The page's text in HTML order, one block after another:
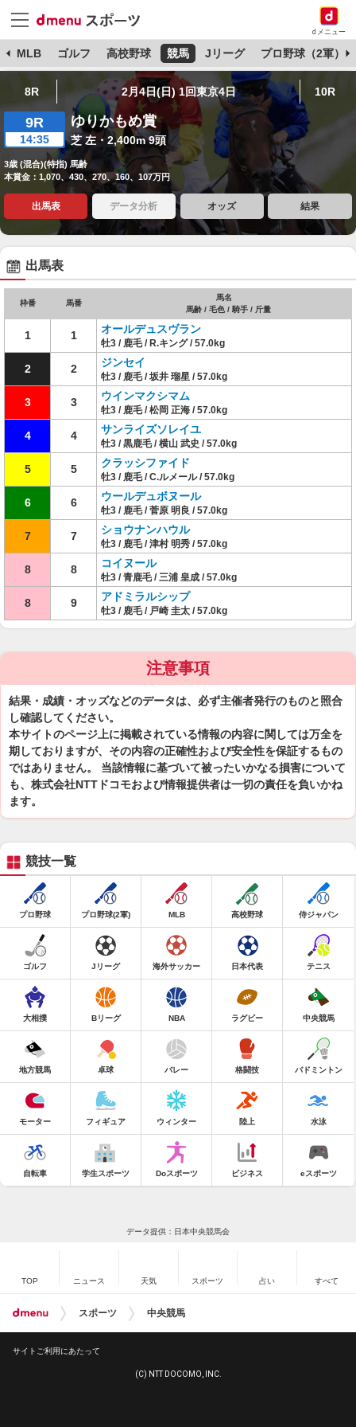
dメニュー
MLB ゴルフ 高校野球 競馬 Jリーグ プロ野球（2軍）
8R 2月4日(日) 1回東京4日 10R
9R
14:35
ゆりかもめ賞
芝 左・2,400m 9頭
3歳 (混合)(特指) 馬齢
本賞金：1,070、430、270、160、107万円
出馬表 データ分析 オッズ 結果
出馬表
枠番 馬番
馬名
馬齢 / 毛色 / 騎手 / 斤量
1 1 オールデュスヴラン
牡3 / 鹿毛 / R.キング / 57.0kg
2 2 ジンセイ
牡3 / 鹿毛 / 坂井 瑠星 / 57.0kg
3 3 ウインマクシマム
牡3 / 鹿毛 / 松岡 正海 / 57.0kg
4 4 サンライズソレイユ
牡3 / 黒鹿毛 / 横山 武史 / 57.0kg
5 5 クラッシファイド
牡3 / 鹿毛 / C.ルメール / 57.0kg
6 6 ウールデュボヌール
牡3 / 鹿毛 / 菅原 明良 / 57.0kg
7 7 ショウナンハウル
牡3 / 鹿毛 / 津村 明秀 / 57.0kg
8 8 コイヌール
牡3 / 青鹿毛 / 三浦 皇成 / 57.0kg
8 9 アドミラルシップ
牡3 / 鹿毛 / 戸崎 圭太 / 57.0kg
注意事項
結果・成績・オッズなどのデータは、必ず主催者発行のものと照合
し確認してください。
本サイトのページ上に掲載されている情報の内容に関しては万全を
期しておりますが、その内容の正確性および安全性を保証するもの
ではありません。 当該情報に基づいて被ったいかなる損害について
も、株式会社NTTドコモおよび情報提供者は一切の責任を負いかね
ます。
競技一覧
プロ野球 プロ野球(2軍) MLB 高校野球 侍ジャパン
ゴルフ Jリーグ 海外サッカー 日本代表 テニス
大相撲 Bリーグ NBA ラグビー 中央競馬
地方競馬 卓球 バレー 格闘技 バドミントン
モーター フィギュア ウィンター 陸上 水泳
自転車 学生スポーツ Doスポーツ ビジネス eスポーツ
データ提供：日本中央競馬会
TOP ニュース 天気 スポーツ 占い すべて
スポーツ 中央競馬
サイトご利用にあたって
(C) NTT DOCOMO, INC.